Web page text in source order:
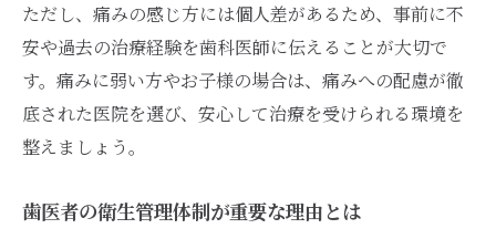
ただし、痛みの感じ方には個人差があるため、事前に不
安や過去の治療経験を歯科医師に伝えることが大切で
す。痛みに弱い方やお子様の場合は、痛みへの配慮が徹
底された医院を選び、安心して治療を受けられる環境を
整えましょう。
歯医者の衛生管理体制が重要な理由とは